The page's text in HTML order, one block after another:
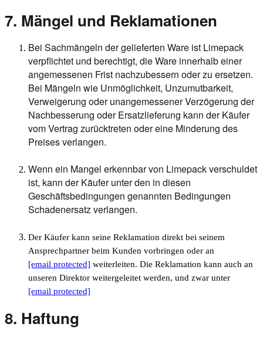
7. Mängel und Reklamationen
Bei Sachmängeln der gelieferten Ware ist Limepack
verpflichtet und berechtigt, die Ware innerhalb einer
angemessenen Frist nachzubessern oder zu ersetzen.
Bei Mängeln wie Unmöglichkeit, Unzumutbarkeit,
Verweigerung oder unangemessener Verzögerung der
Nachbesserung oder Ersatzlieferung kann der Käufer
vom Vertrag zurücktreten oder eine Minderung des
Preises verlangen.
Wenn ein Mangel erkennbar von Limepack verschuldet
ist, kann der Käufer unter den in diesen
Geschäftsbedingungen genannten Bedingungen
Schadenersatz verlangen.
Der Käufer kann seine Reklamation direkt bei seinem
Ansprechpartner beim Kunden vorbringen oder an
[email protected] weiterleiten. Die Reklamation kann auch an
unseren Direktor weitergeleitet werden, und zwar unter
[email protected]
8. Haftung